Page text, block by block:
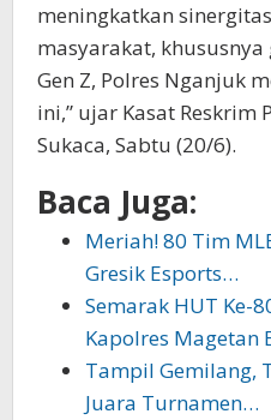
meningkatkan
masyarakat,
Gen Z, Polres Nganjuk
ini,” ujar Kasat Reskrim
Sukaca, Sabtu (20/6).
Baca Juga:
Meriah! 80 Tim
Gresik Esports…
Semarak HUT Ke-
Kapolres Magetan
Tampil Gemilang,
Juara Turnamen…